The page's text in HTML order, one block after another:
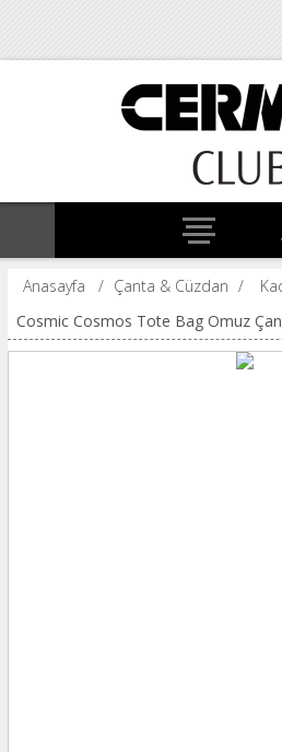
Anasayfa / Çanta & Cüzdan /
Cosmic Cosmos Tote Bag Omuz